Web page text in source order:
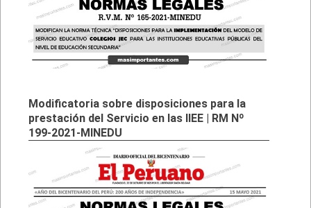
Modificatoria sobre disposiciones para la
prestación del Servicio en las IIEE | RM Nº
199-2021-MINEDU